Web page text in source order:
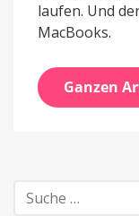
laufen. Und
MacBooks.
Ganzen
Suche
nach: